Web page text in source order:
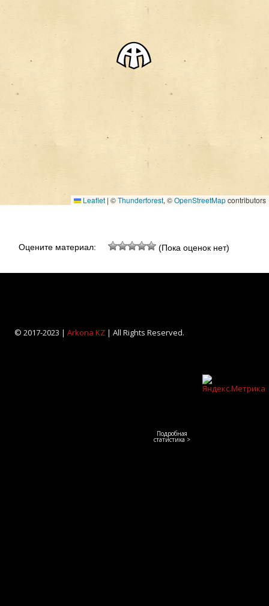
Leaflet | ©Thunderforest, ©OpenStreetMapcontributors
Оцените материал: (Пока оценок нет)
© 2017-2023 | Arkona KZ| All Rights Reserved.
Подробная
статистика >